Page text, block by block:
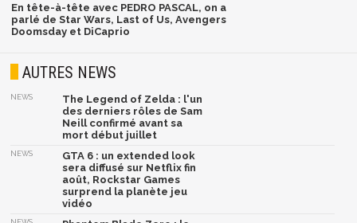
En tête-à-tête avec PEDRO PASCAL, on a
parlé de Star Wars, Last of Us, Avengers
Doomsday et DiCaprio
AUTRES NEWS
NEWS
The Legend of Zelda : l'un
des derniers rôles de Sam
Neill confirmé avant sa
mort début juillet
NEWS
GTA 6 : un extended look
sera diffusé sur Netflix fin
août, Rockstar Games
surprend la planète jeu
vidéo